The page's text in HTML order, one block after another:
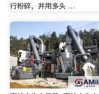
行粉碎，并用多头 …